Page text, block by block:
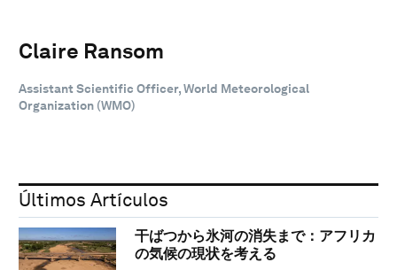
Claire Ransom
Assistant Scientific Officer, World Meteorological
Organization (WMO)
Últimos Artículos
干ばつから氷河の消失まで：アフリカ
の気候の現状を考える